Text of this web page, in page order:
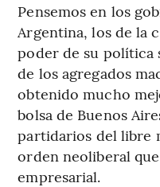
Pensemos en los
Argentina, los de la
poder de su
de los agregados
obtenido mucho
bolsa de Buenos
partidarios del libre
orden neoliberal
empresarial.